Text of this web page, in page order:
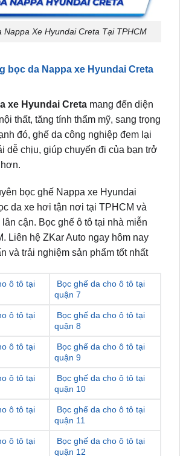
bọc da Nappa xe Hyundai Creta
xe Hyundai Creta mang đến diện
thất, tăng tính thẩm mỹ, sang trọng
đó, ghế da công nghiệp đem lại
dễ chịu, giúp chuyến đi của bạn trở
bọc ghế Nappa xe Hyundai
cận. Bọc ghế ô tô tại nhà miễn
Liên hệ ZKar Auto ngay hôm nay
và trải nghiệm sản phẩm tốt nhất
ô tô tại
Bọc ghế da cho ô tô tại
ô tô tại
Bọc ghế da cho ô tô tại
quận 8
ô tô tại
Bọc ghế da cho ô tô tại
quận 9
ô tô tại
Bọc ghế da cho ô tô tại
quận 10
ô tô tại
Bọc ghế da cho ô tô tại
quận 11
ô tô tại
Bọc ghế da cho ô tô tại
quận 12
ô tô tại
Bọc ghế da cho ô tô tại
quận Thủ Đức